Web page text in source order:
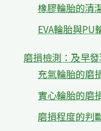
橡膠輪胎的清
EVA輪胎與PU
磨損檢測：及早
充氣輪胎的磨
實心輪胎的磨
磨損程度的判